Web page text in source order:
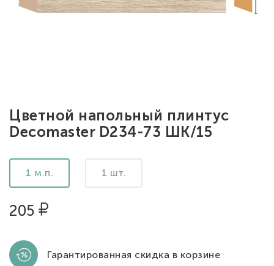
Цветной напольный плинтус
Decomaster D234-73 ШК/15
1 м.п. 1 шт.
205
Гарантированная скидка в корзине